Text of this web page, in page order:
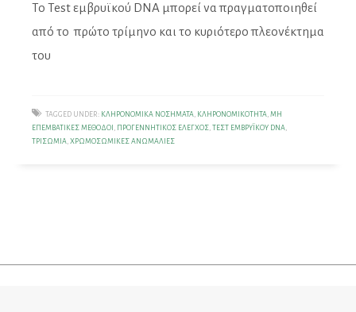
Το Test εμβρυϊκού DNA μπορεί να πραγματοποιηθεί
από το πρώτο τρίμηνο και το κυριότερο πλεονέκτημα
του
TAGGED UNDER: ΚΛΗΡΟΝΟΜΙΚΆ ΝΟΣΉΜΑΤΑ, ΚΛΗΡΟΝΟΜΙΚΌΤΗΤΑ, ΜΗ
ΕΠΕΜΒΑΤΙΚΈΣ ΜΈΘΟΔΟΙ , ΠΡΟΓΕΝΝΗΤΙΚΌΣ ΈΛΕΓΧΟΣ, ΤΕΣΤ ΕΜΒΡΥΪΚΟΎ DNA,
ΤΡΙΣΩΜΊΑ, ΧΡΩΜΟΣΩΜΙΚΈΣ ΑΝΩΜΑΛΊΕΣ